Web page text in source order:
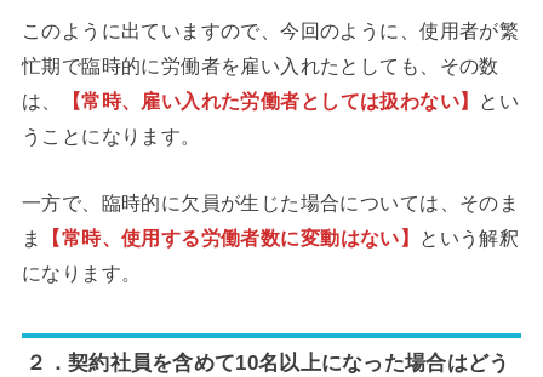
このように出ていますので、今回のように、使用者が繁
忙期で臨時的に労働者を雇い入れたとしても、その数
は、
【常時、雇い入れた労働者としては扱わない】 とい
うことになります。
一方で、臨時的に欠員が生じた場合については、そのま
ま
【常時、使用する労働者数に変動はない】
という解釈
になります。
２．契約社員を含めて10名以上になった場合はどう